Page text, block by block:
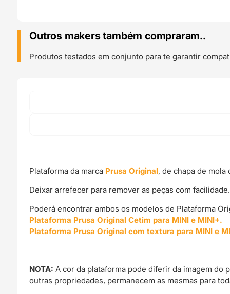
Prusa
MINI
e
-
Original
Outros makers também compraram..
Produtos testados em conjunto para te garantir
Plataforma da marca Prusa Original, de chapa de mola
Deixar arrefecer para remover as peças com facilidade.
Poderá encontrar ambos os modelos de Plataforma
Plataforma Prusa Original Cetim para MINI e MINI+.
Plataforma Prusa Original com textura para MINI e
NOTA:A cor da plataforma pode diferir da imagem do
outras propriedades, permanecem as mesmas para